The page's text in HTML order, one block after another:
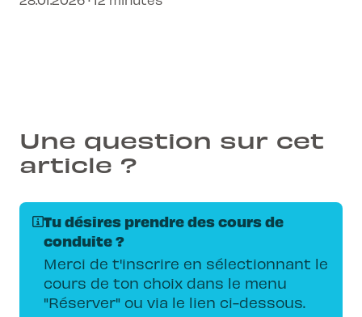
les dangers du trafic avant ton examen
Une question sur cet
article ?
Tu désires prendre des cours de
conduite ?
Merci de t'inscrire en sélectionnant le
cours de ton choix dans le menu
"Réserver" ou via le lien ci-dessous.